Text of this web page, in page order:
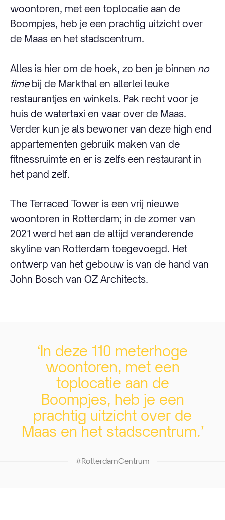
woontoren, met een toplocatie aan de
Boompjes, heb je een prachtig uitzicht over
de Maas en het stadscentrum.
Alles is hier om de hoek, zo ben je binnen no
timebij de Markthal en allerlei leuke
restaurantjes en winkels. Pak recht voor je
huis de watertaxi en vaar over de Maas.
Verder kun je als bewoner van deze high end
appartementen gebruik maken van de
fitnessruimte en er is zelfs een restaurant in
het pand zelf.
The Terraced Tower is een vrij nieuwe
woontoren in Rotterdam; in de zomer van
2021 werd het aan de altijd veranderende
skyline van Rotterdam toegevoegd. Het
ontwerp van het gebouw is van de hand van
John Bosch van OZ Architects.
‘In deze 110 meterhoge
woontoren, met een
toplocatie aan de
Boompjes, heb je een
prachtig uitzicht over de
Maas en het stadscentrum.’
#RotterdamCentrum